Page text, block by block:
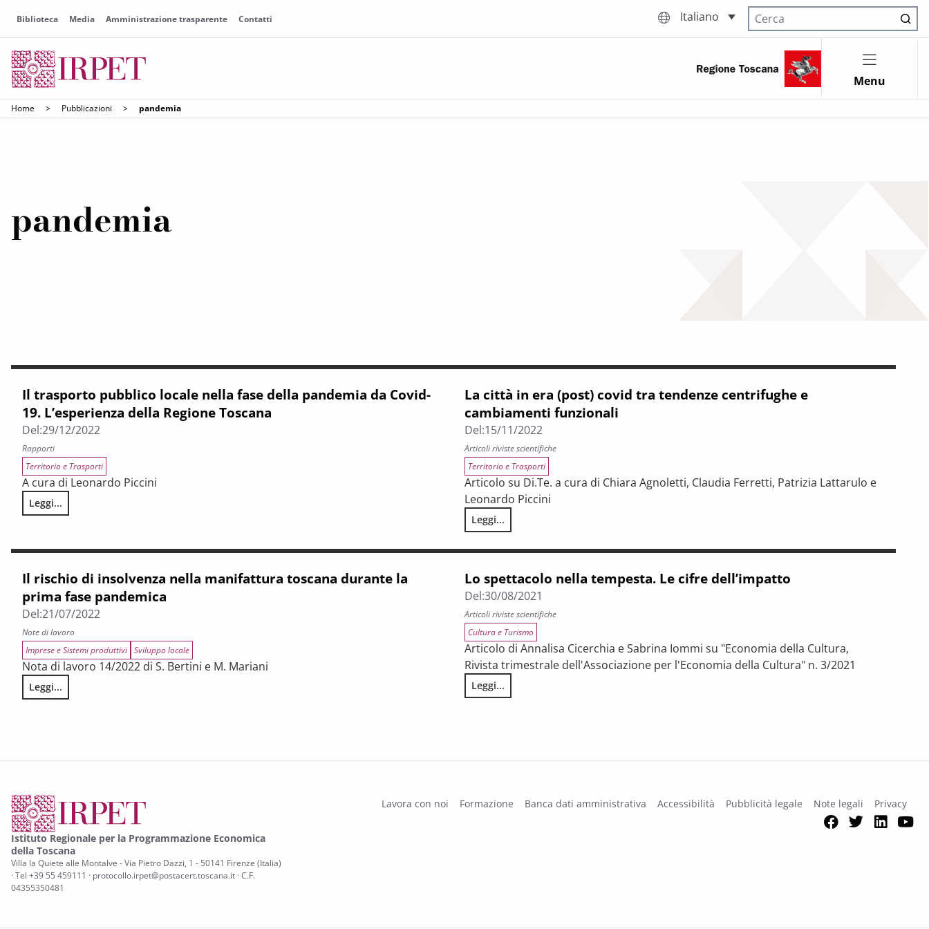
Biblioteca Media Amministrazione trasparente Contatti Italiano
Cerca nel sito
Menu
Home > Pubblicazioni > pandemia
pandemia
Il trasporto pubblico locale nella fase della pandemia da Covid-
19. L’esperienza della Regione Toscana
Del:29/12/2022
Rapporti
Territorio e Trasporti
A cura di Leonardo Piccini
Leggi...
Il trasporto pubblico locale nella fase della pandemia da Covid-19. L’esperienza della Regione Toscana
La città in era (post) covid tra tendenze centrifughe e
cambiamenti funzionali
Del:15/11/2022
Articoli riviste scientifiche
Territorio e Trasporti
Articolo su Di.Te. a cura di Chiara Agnoletti, Claudia Ferretti, Patrizia Lattarulo e
Leonardo Piccini
Leggi...
La città in era (post) covid tra tendenze centrifughe e cambiamenti funzionali
Il rischio di insolvenza nella manifattura toscana durante la
prima fase pandemica
Del:21/07/2022
Note di lavoro
Imprese e Sistemi produttivi Sviluppo locale
Nota di lavoro 14/2022 di S. Bertini e M. Mariani
Leggi...
Il rischio di insolvenza nella manifattura toscana durante la prima fase pandemica
Lo spettacolo nella tempesta. Le cifre dell’impatto
Del:30/08/2021
Articoli riviste scientifiche
Cultura e Turismo
Articolo di Annalisa Cicerchia e Sabrina Iommi su "Economia della Cultura,
Rivista trimestrale dell'Associazione per l'Economia della Cultura" n. 3/2021
Leggi...
Lo spettacolo nella tempesta. Le cifre dell’impatto
Istituto Regionale per la Programmazione Economica
della Toscana
Villa la Quiete alle Montalve - Via Pietro Dazzi, 1 - 50141 Firenze (Italia)
· Tel +39 55 459111 · protocollo.irpet@postacert.toscana.it · C.F.
04355350481
Lavora con noi Formazione Banca dati amministrativa Accessibilità Pubblicità legale Note legali Privacy
Facebook
Twitter